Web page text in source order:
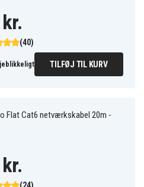
(40)
TILFØJ TIL KURV
Flat Cat6 netværkskabel 20m -